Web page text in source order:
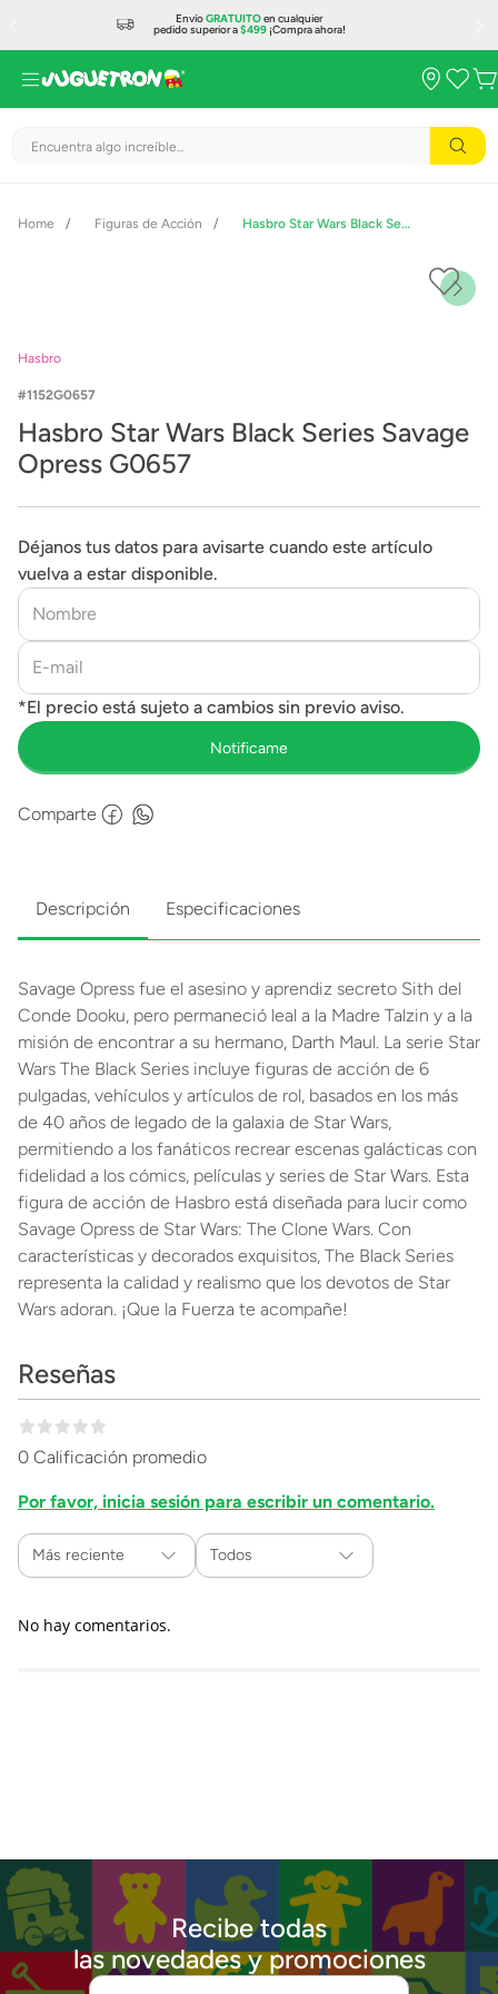
EnvíoGRATUITOen cualquier
pedido superior a$499¡Compra ahora!
Encuentra algo increíble...
Figuras de Acción Hasbro Star Wars Black Series Savage Opress G0657
Hasbro
1152G0657
Hasbro Star Wars Black Series Savage
Opress G0657
Déjanos tus datos para avisarte cuando este artículo
vuelva a estar disponible.
Comparte
Descripción Especificaciones
Savage Opress fue el asesino y aprendiz secreto Sith del
Conde Dooku, pero permaneció leal a la Madre Talzin y a la
misión de encontrar a su hermano, Darth Maul. La serie Star
Wars The Black Series incluye figuras de acción de 6
pulgadas, vehículos y artículos de rol, basados en los más
de 40 años de legado de la galaxia de Star Wars,
permitiendo a los fanáticos recrear escenas galácticas con
fidelidad a los cómics, películas y series de Star Wars. Esta
figura de acción de Hasbro está diseñada para lucir como
Savage Opress de Star Wars: The Clone Wars. Con
características y decorados exquisitos, The Black Series
representa la calidad y realismo que los devotos de Star
Wars adoran. ¡Que la Fuerza te acompañe!
Reseñas
0 Calificación promedio
Por favor, inicia sesión para escribir un comentario.
Más reciente Todos
No hay comentarios.
Recibe todas
las novedades y promociones